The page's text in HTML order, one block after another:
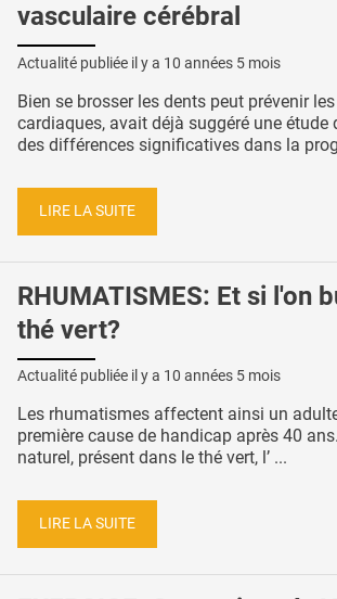
vasculaire cérébral
Actualité publiée il y a 10 années 5 mois
Bien se brosser les dents peut prévenir
cardiaques, avait déjà suggéré une
des différences significatives dans la
LIRE LA SUITE
RHUMATISMES: Et si l'on
thé vert?
Actualité publiée il y a 10 années 5 mois
Les rhumatismes affectent ainsi un
première cause de handicap après 40
naturel, présent dans le thé vert, l’ ...
LIRE LA SUITE